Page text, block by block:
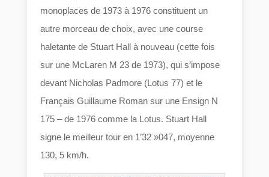
monoplaces de 1973 à 1976 constituent un
autre morceau de choix, avec une course
haletante de Stuart Hall à nouveau (cette fois
sur une McLaren M 23 de 1973), qui s’impose
devant Nicholas Padmore (Lotus 77) et le
Français Guillaume Roman sur une Ensign N
175 – de 1976 comme la Lotus. Stuart Hall
signe le meilleur tour en 1’32 »047, moyenne
130, 5 km/h.